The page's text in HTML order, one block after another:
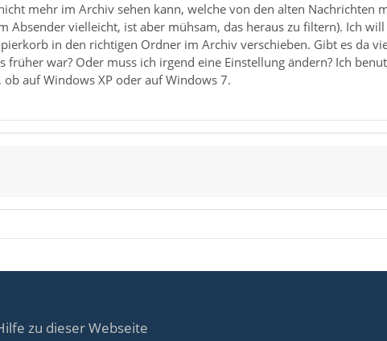
mehr im Archiv sehen kann, welche von den alten Nachrichten
Absender vielleicht, ist aber mühsam, das heraus zu filtern). Ich
in den richtigen Ordner im Archiv verschieben. Gibt es da
früher war? Oder muss ich irgend eine Einstellung ändern? Ich
ob auf Windows XP oder auf Windows 7.
zu dieser Webseite